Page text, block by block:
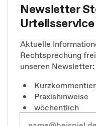
Newsletter
Urteilsservice
Aktuelle
Rechtsprechung
unseren Newsletter:
Praxishinweise
wöchentlich